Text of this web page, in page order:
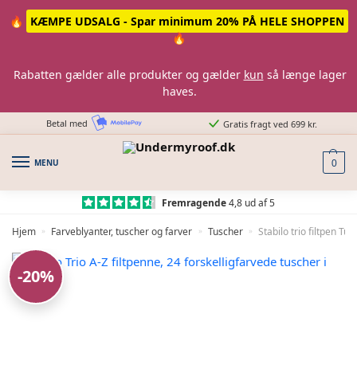
🔥
KÆMPE UDSALG - Spar minimum 20% PÅ HELE SHOPPEN
🔥
Rabatten gælder alle produkter og gælder kun så længe lager
haves.
Betal med Gratis fragt ved 699 kr.
MENU 0
Fremragende4,8 ud af 5
Hjem » Farveblyanter, tuscher og farver » Tuscher » Stabilo trio filtpen
-20%